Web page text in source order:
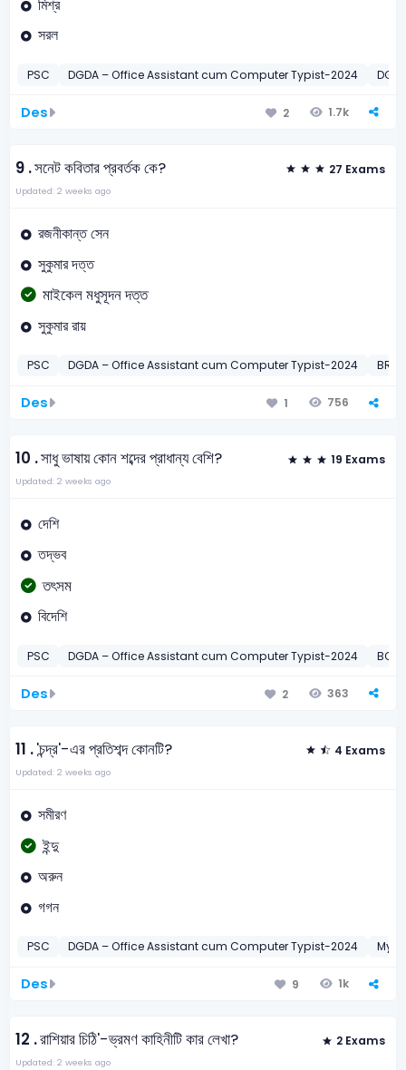
মিশ্র
সরল
PSC DGDA – Office Assistant cum Computer Typist-2024
Des 2 1.7k
9 .সনেট কবিতার প্রবর্তক কে? 27 Exams
Updated: 2 weeks ago
রজনীকান্ত সেন
সুকুমার দত্ত
মাইকেল মধুসূদন দত্ত
সুকুমার রায়
PSC DGDA – Office Assistant cum Computer Typist-2024 BR
Des 1 756
10 .সাধু ভাষায় কোন শব্দের প্রাধান্য বেশি? 19 Exams
Updated: 2 weeks ago
দেশি
তদ্ভব
তৎসম
বিদেশি
PSC DGDA – Office Assistant cum Computer Typist-2024 BCS
Des 2 363
11 .'চন্দ্র'-এর প্রতিশব্দ কোনটি? 4 Exams
Updated: 2 weeks ago
সমীরণ
ইন্দু
অরুন
গগন
PSC DGDA – Office Assistant cum Computer Typist-2024
Des 9 1k
12 .রাশিয়ার চিঠি'-ভ্রমণ কাহিনীটি কার লেখা? 2 Exams
Updated: 2 weeks ago